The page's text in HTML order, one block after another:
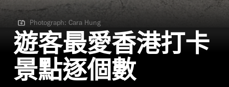
Photograph: Cara Hung
Photograph: Cara Hung
遊客最愛香港打卡
景點逐個數